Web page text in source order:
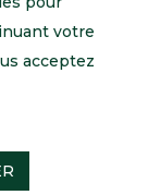
votre
acceptez